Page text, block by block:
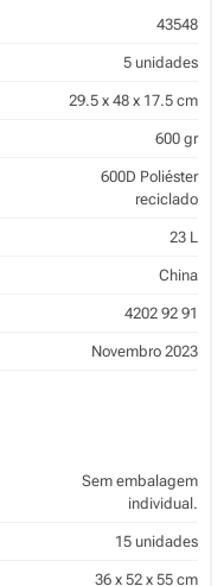
43548
5 unidades
29.5 x 48 x 17.5 cm
600 gr
600D Poliéster
reciclado
23 L
China
4202 92 91
Novembro 2023
Sem embalagem
individual.
15 unidades
36 x 52 x 55 cm